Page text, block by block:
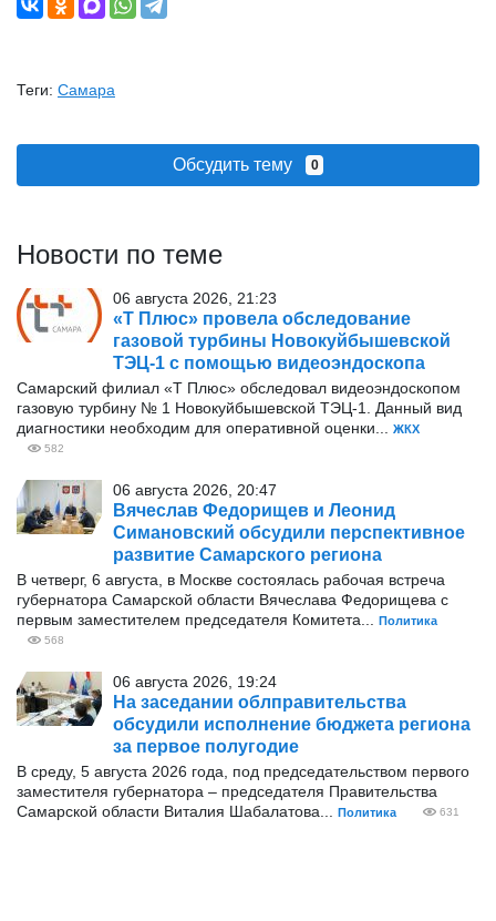
Теги: Самара
Обсудить тему 0
Новости по теме
06 августа 2026, 21:23
«Т Плюс» провела обследование
газовой турбины Новокуйбышевской
ТЭЦ-1 с помощью видеоэндоскопа
Самарский филиал «Т Плюс» обследовал видеоэндоскопом
газовую турбину № 1 Новокуйбышевской ТЭЦ-1. Данный вид
диагностики необходим для оперативной оценки...
ЖКХ
582
06 августа 2026, 20:47
Вячеслав Федорищев и Леонид
Симановский обсудили перспективное
развитие Самарского региона
В четверг, 6 августа, в Москве состоялась рабочая встреча
губернатора Самарской области Вячеслава Федорищева с
первым заместителем председателя Комитета...
Политика
568
06 августа 2026, 19:24
На заседании облправительства
обсудили исполнение бюджета региона
за первое полугодие
В среду, 5 августа 2026 года, под председательством первого
заместителя губернатора – председателя Правительства
Самарской области Виталия Шабалатова...
Политика 631